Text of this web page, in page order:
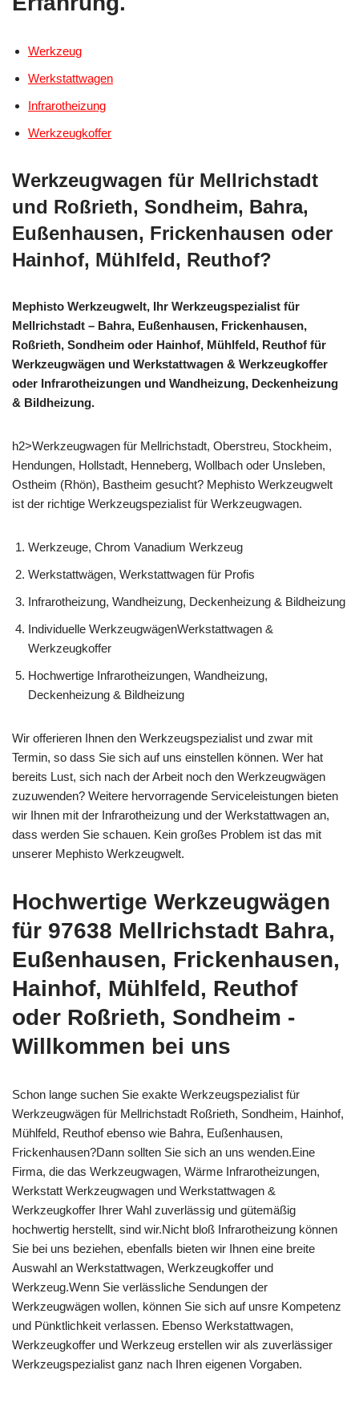
Werkzeug
Werkstattwagen
Infrarotheizung
Werkzeugkoffer
Werkzeugwagen für Mellrichstadt
und Roßrieth, Sondheim, Bahra,
Eußenhausen, Frickenhausen oder
Hainhof, Mühlfeld, Reuthof?
Mephisto Werkzeugwelt, Ihr Werkzeugspezialist für
Mellrichstadt – Bahra, Eußenhausen, Frickenhausen,
Roßrieth, Sondheim oder Hainhof, Mühlfeld, Reuthof für
Werkzeugwägen und Werkstattwagen & Werkzeugkoffer
oder Infrarotheizungen und Wandheizung, Deckenheizung
& Bildheizung.
h2>Werkzeugwagen für Mellrichstadt, Oberstreu, Stockheim,
Hendungen, Hollstadt, Henneberg, Wollbach oder Unsleben,
Ostheim (Rhön), Bastheim gesucht? Mephisto Werkzeugwelt
ist der richtige Werkzeugspezialist für Werkzeugwagen.
Werkzeuge, Chrom Vanadium Werkzeug
Werkstattwägen, Werkstattwagen für Profis
Infrarotheizung, Wandheizung, Deckenheizung & Bildheizung
Individuelle WerkzeugwägenWerkstattwagen &
Werkzeugkoffer
Hochwertige Infrarotheizungen, Wandheizung,
Deckenheizung & Bildheizung
Wir offerieren Ihnen den Werkzeugspezialist und zwar mit
Termin, so dass Sie sich auf uns einstellen können. Wer hat
bereits Lust, sich nach der Arbeit noch den Werkzeugwägen
zuzuwenden? Weitere hervorragende Serviceleistungen bieten
wir Ihnen mit der Infrarotheizung und der Werkstattwagen an,
dass werden Sie schauen. Kein großes Problem ist das mit
unserer Mephisto Werkzeugwelt.
Hochwertige Werkzeugwägen
für 97638 Mellrichstadt Bahra,
Eußenhausen, Frickenhausen,
Hainhof, Mühlfeld, Reuthof
oder Roßrieth, Sondheim -
Willkommen bei uns
Schon lange suchen Sie exakte Werkzeugspezialist für
Werkzeugwägen für Mellrichstadt Roßrieth, Sondheim, Hainhof,
Mühlfeld, Reuthof ebenso wie Bahra, Eußenhausen,
Frickenhausen?Dann sollten Sie sich an uns wenden.Eine
Firma, die das Werkzeugwagen, Wärme Infrarotheizungen,
Werkstatt Werkzeugwagen und Werkstattwagen &
Werkzeugkoffer Ihrer Wahl zuverlässig und gütemäßig
hochwertig herstellt, sind wir.Nicht bloß Infrarotheizung können
Sie bei uns beziehen, ebenfalls bieten wir Ihnen eine breite
Auswahl an Werkstattwagen, Werkzeugkoffer und
Werkzeug.Wenn Sie verlässliche Sendungen der
Werkzeugwägen wollen, können Sie sich auf unsre Kompetenz
und Pünktlichkeit verlassen. Ebenso Werkstattwagen,
Werkzeugkoffer und Werkzeug erstellen wir als zuverlässiger
Werkzeugspezialist ganz nach Ihren eigenen Vorgaben.